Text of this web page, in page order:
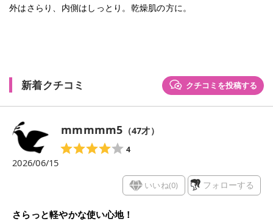
外はさらり、内側はしっとり。乾燥肌の方に。
新着クチコミ クチコミを投稿する
mmmmm5 （47才）
4
2026/06/15
いいね(0) フォローする
さらっと軽やかな使い心地！